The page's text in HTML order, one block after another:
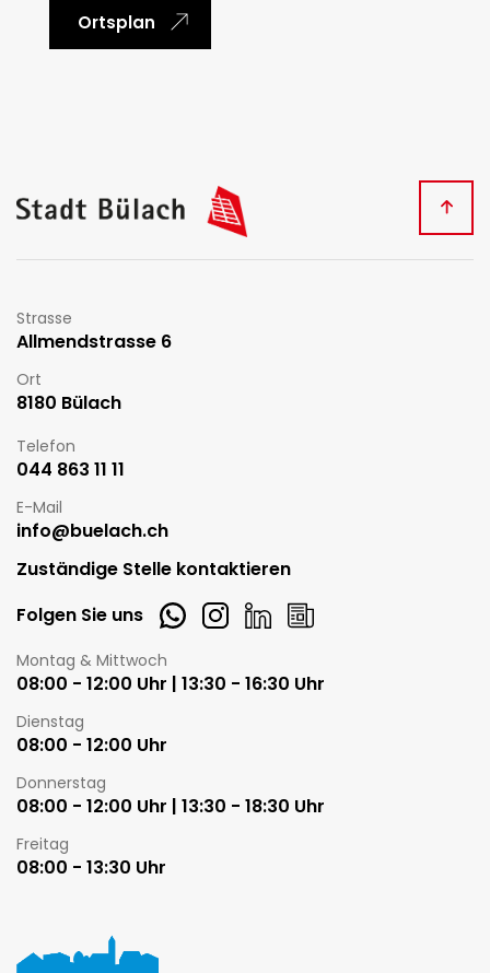
Ortsplan
Kontakt
Strasse
Allmendstrasse 6
Ort
8180 Bülach
Telefon
044 863 11 11
E-Mail
info@buelach.ch
Zuständige Stelle kontaktieren
Folgen Sie uns
WhatsappInstagram
LinkedInNewsletter
Öffnungszeiten
Montag & Mittwoch
08:00 - 12:00 Uhr | 13:30 - 16:30 Uhr
Dienstag
08:00 - 12:00 Uhr
Donnerstag
08:00 - 12:00 Uhr | 13:30 - 18:30 Uhr
Freitag
08:00 - 13:30 Uhr